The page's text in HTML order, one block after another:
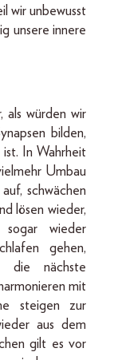
wir unbewusst
unsere innere
als würden wir
bilden,
In Wahrheit
Umbau
schwächen
lösen wieder,
sogar wieder
gehen,
die nächste
mit
steigen zur
aus dem
gilt es vor